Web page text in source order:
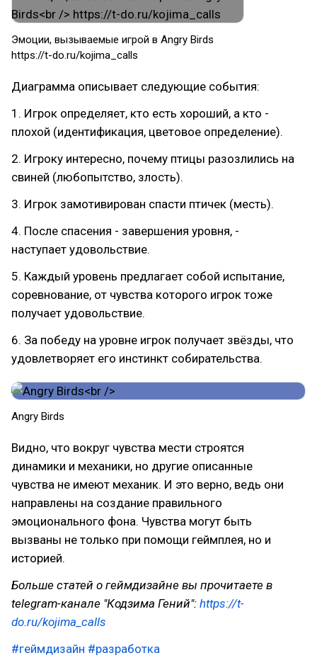
​Эмоции, вызываемые игрой в Angry Birds
https://t-do.ru/kojima_calls
Диаграмма описывает следующие события:
1. Игрок определяет, кто есть хороший, а кто -
плохой (идентификация, цветовое определение).
2. Игроку интересно, почему птицы разозлились на
свиней (любопытство, злость).
3. Игрок замотивирован спасти птичек (месть).
4. После спасения - завершения уровня, -
наступает удовольствие.
5. Каждый уровень предлагает собой испытание,
соревнование, от чувства которого игрок тоже
получает удовольствие.
6. За победу на уровне игрок получает звёзды, что
удовлетворяет его инстинкт собирательства.
​Angry Birds
Видно, что вокруг чувства мести строятся
динамики и механики, но другие описанные
чувства не имеют механик. И это верно, ведь они
направлены на создание правильного
эмоционального фона. Чувства могут быть
вызваны не только при помощи геймплея, но и
историей.
Больше статей о геймдизайне вы прочитаете в
telegram-канале "Кодзима Гений": https://t-
do.ru/kojima_calls
#геймдизайн #разработка